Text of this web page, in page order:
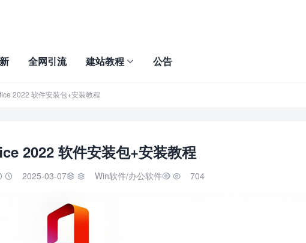
全网引流 建站教程 公告
2022 软件安装包+安装教程
2022 软件安装包+安装教程
 2025-03-07  Win软件/办公软件  704